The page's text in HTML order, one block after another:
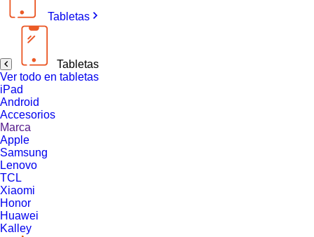
Tabletas
Tabletas
Ver todo en tabletas
iPad
Android
Accesorios
Marca
Apple
Samsung
Lenovo
TCL
Xiaomi
Honor
Huawei
Kalley